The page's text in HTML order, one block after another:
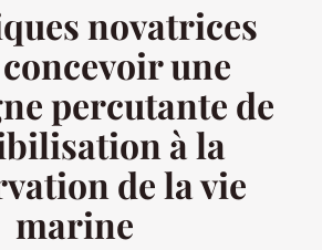
novatrices
une
percutante de
à la
de la vie
marine